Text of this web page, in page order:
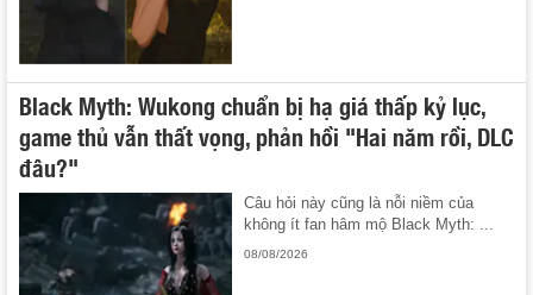
Black Myth: Wukong chuẩn bị hạ giá thấp kỷ lục,
game thủ vẫn thất vọng, phản hồi "Hai năm rồi, DLC
đâu?"
Câu hỏi này cũng là nỗi niềm của
không ít fan hâm mộ Black Myth: ...
08/08/2026